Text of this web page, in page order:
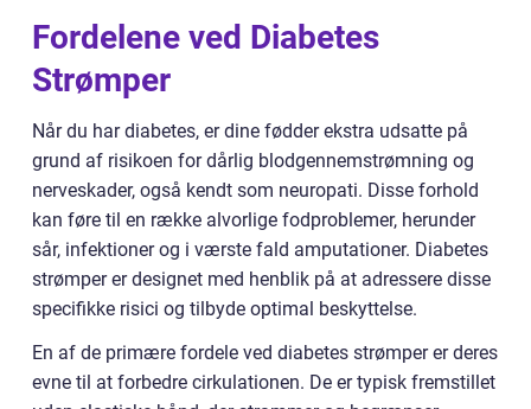
Fordelene ved Diabetes
Strømper
Når du har diabetes, er dine fødder ekstra udsatte på
grund af risikoen for dårlig blodgennemstrømning og
nerveskader, også kendt som neuropati. Disse forhold
kan føre til en række alvorlige fodproblemer, herunder
sår, infektioner og i værste fald amputationer. Diabetes
strømper er designet med henblik på at adressere disse
specifikke risici og tilbyde optimal beskyttelse.
En af de primære fordele ved diabetes strømper er deres
evne til at forbedre cirkulationen. De er typisk fremstillet